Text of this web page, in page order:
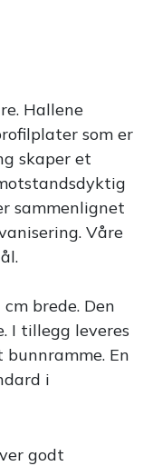
Hallene
som er
skaper et
sammenlignet
Våre
brede. Den
I tillegg leveres
En
i
godt